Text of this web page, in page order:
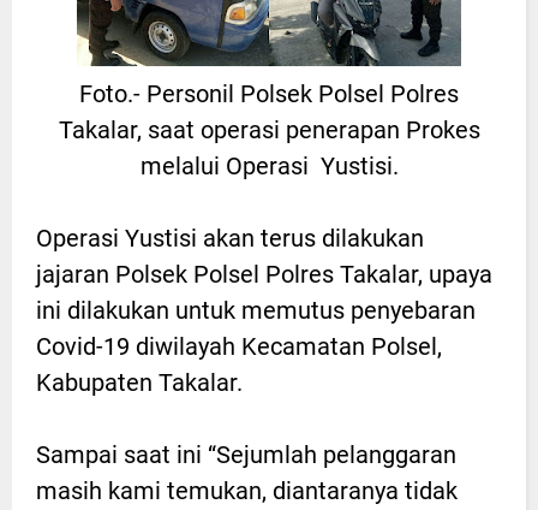
Foto.- Personil Polsek Polsel Polres
Takalar, saat operasi penerapan Prokes
melalui Operasi Yustisi.
Operasi Yustisi akan terus dilakukan
jajaran Polsek Polsel Polres Takalar, upaya
ini dilakukan untuk memutus penyebaran
Covid-19 diwilayah Kecamatan Polsel,
Kabupaten Takalar.
Sampai saat ini “Sejumlah pelanggaran
masih kami temukan, diantaranya tidak